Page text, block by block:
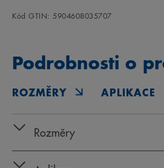
Kód GTIN: 5904608035707
Podrobnosti o
ROZMĚRY APLIKACE
Rozměry